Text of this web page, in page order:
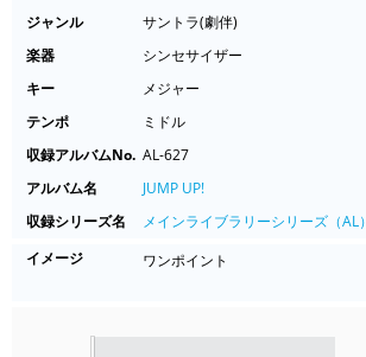
ジャンル
サントラ(劇伴)
楽器
シンセサイザー
キー
メジャー
テンポ
ミドル
収録アルバムNo. AL-627
アルバム名
JUMP UP!
収録シリーズ名
メインライブラリーシリーズ（AL）
イメージ
ワンポイント